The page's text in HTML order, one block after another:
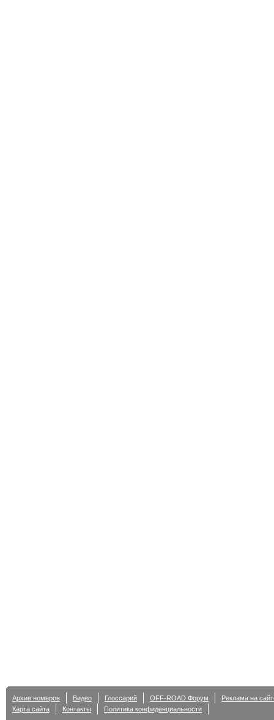
Архив номеров Видео Глоссарий OFF-ROAD Форум
Реклама на
Карта сайта
Контакты Политика конфиденциальности